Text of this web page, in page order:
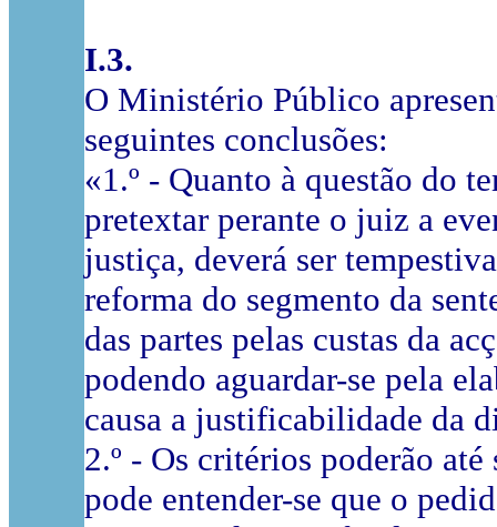
I.3.
O Ministério Público
seguintes conclusões:
«1.º - Quanto à questão do
pretextar perante o juiz a
justiça, deverá ser
reforma do segmento da
das partes pelas custas da
podendo aguardar-se pela
causa a justificabilidade da
2.º - Os critérios poderão
pode entender-se que o